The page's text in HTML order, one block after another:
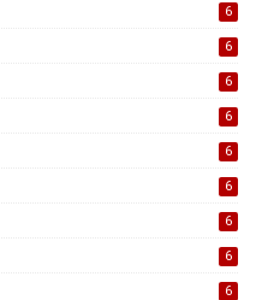
6
6
6
6
6
6
6
6
6